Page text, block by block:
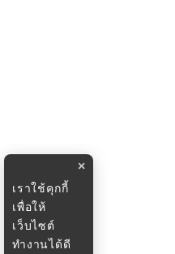
×
เราใช้คุกกี้
เพื่อให้
เว็บไซต์
ทำงานได้ดี